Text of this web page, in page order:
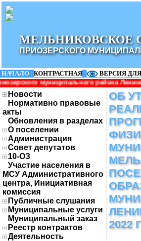
МЕЛЬНИКОВСКОЕ
ПРИОЗЕРСКОГО
НАЧАЛО | КОНТРАСТНАЯ |
ВЕРСИЯ
района Ленинградской области
Новости
Нормативно правовые
акты
Обновления в разделах
О поселении
Администрация
Совет депутатов
10-ОЗ
Участие населения в
МСУ Административного
центра, Инициативная
комиссия
Публичные слушания
Муниципальные услуги
Муниципальный заказ
Реестр контрактов
Деятельность
ОБ
2022